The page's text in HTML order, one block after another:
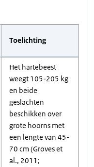
Toelichting
Het hartebeest
weegt 105-205 kg
en beide
geslachten
beschikken over
grote hoorns met
een lengte van 45-
70 cm (Groves et
al., 2011;